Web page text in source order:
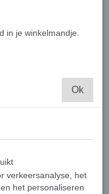
in je winkelmandje.
Ok
verkeersanalyse, het
het personaliseren